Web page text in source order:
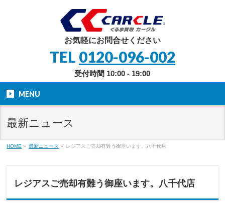
お気軽にお問合せください
TEL 0120-096-002
受付時間 10:00 - 19:00
MENU
最新ニュース
HOME » 最新ニュース » レジアスご売却有難う御座います。八千代店
レジアスご売却有難う御座います。八千代店